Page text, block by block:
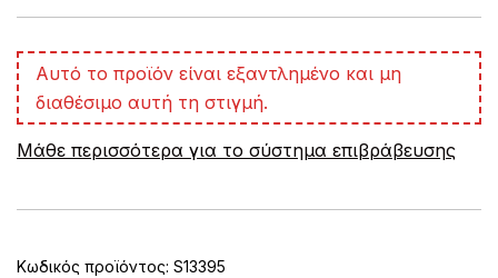
Αυτό το προϊόν είναι εξαντλημένο και μη
διαθέσιμο αυτή τη στιγμή.
Μάθε περισσότερα για το σύστημα επιβράβευσης
Κωδικός προϊόντος: S13395